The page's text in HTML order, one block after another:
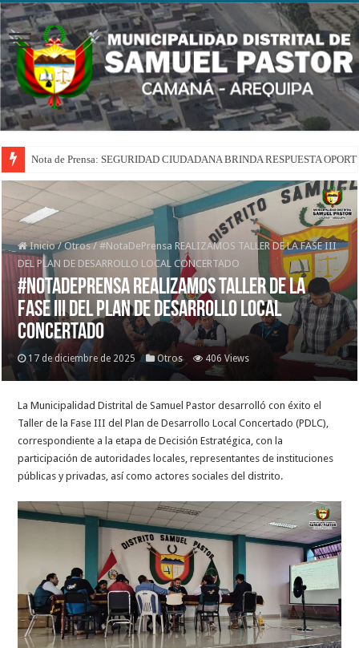
Nota de Prensa: SEGURIDAD CIUDADANA BRINDA RESPUESTA
Inicio / Otros / #NotaDePrensa REALIZAMOS TALLER DE LA FASE III
DEL PLAN DE DESARROLLO LOCAL CONCERTADO
#NotaDePrensa REALIZAMOS TALLER DE LA
FASE III DEL PLAN DE DESARROLLO LOCAL
CONCERTADO
17 de diciembre de 2025 Otros 406 Views
LaMunicipalidad Distrital de Samuel Pastor desarrolló con éxito el
Taller de la Fase III del Plan de Desarrollo Local Concertado (PDLC),
correspondiente a la etapa de Decisión Estratégica, con la
participación de autoridades locales, representantes de instituciones
públicas y privadas, así como actores sociales del distrito.